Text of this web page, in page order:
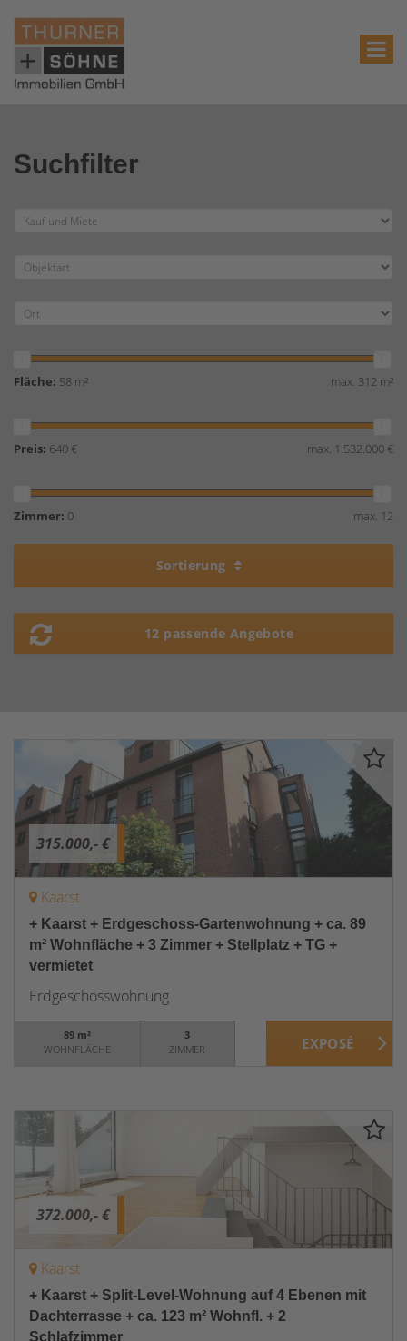
Suchfilter
Fläche: 58 m² max. 312 m²
Preis: 640 € max. 1.532.000 €
Zimmer: 0 max. 12
Sortierung
12 passende Angebote
315.000,- €
Kaarst
+ Kaarst + Erdgeschoss-Gartenwohnung + ca. 89
m² Wohnfläche + 3 Zimmer + Stellplatz + TG +
vermietet
Erdgeschosswohnung
89 m²
WOHNFLÄCHE
3
ZIMMER
372.000,- €
Kaarst
+ Kaarst + Split-Level-Wohnung auf 4 Ebenen mit
Dachterrasse + ca. 123 m² Wohnfl. + 2
Schlafzimmer